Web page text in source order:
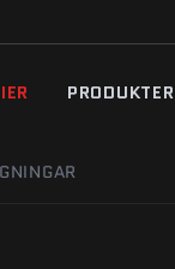
PRODUKTER